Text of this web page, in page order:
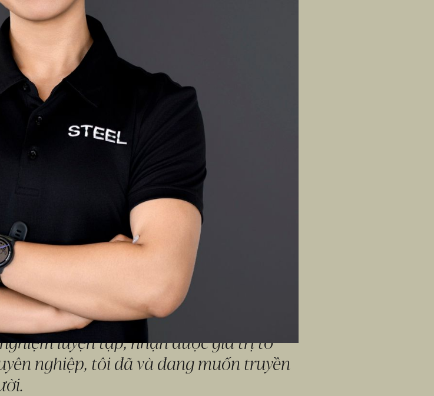
2016 và chợt nhận ra đây không chỉ
mà còn cho tôi một sức khỏe tinh
duyên với Powerlifting và được rèn dũa
10 năm kinh nghiệm luyện tập,
trì, bền bỉ và chuyên nghiệp, tôi đã
đó đến cho mọi người. Tôi bắt đầu đi
nhận ra đây không chỉ là nơi tôi có thể
một sức khỏe tinh thần tốt hơn. Năm
và được rèn dũa những kỹ thuật cơ
luyện tập, nhận được giá trị to
nghiệp, tôi đã và đang muốn truyền